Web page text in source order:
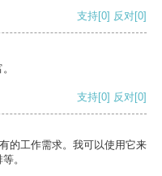
支持[0] 反对[0]
支持[0] 反对[0]
的工作需求。我可以使用它来
。